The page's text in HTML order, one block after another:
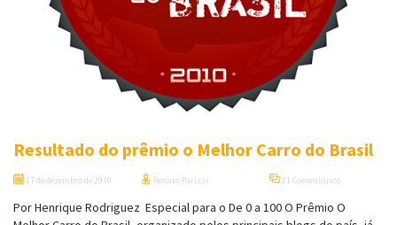
Resultado do prêmio o Melhor Carro do Brasil
17 de dezembro de 2010 Renato Parizzi 21 Comentários
Por Henrique Rodriguez Especial para o De 0 a 100 O Prêmio O